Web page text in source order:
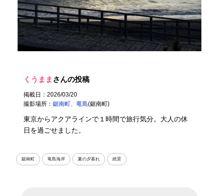
くうまま さんの投稿
掲載日：2026/03/20
撮影場所：鋸南町、竜島(鋸南町)
東京からアクアラインで１時間で旅行気分。大人の休
日を過ごせました。
鋸南町 竜島海岸 夏の夕暮れ 絶景